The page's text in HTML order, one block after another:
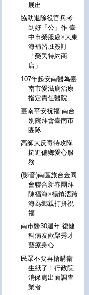
展出
協助退除役官兵考
到好「公」作 臺
中市榮服處×大東
海補習班簽訂
「榮民特約商
店」
107年起安南醫為臺
南市愛滋病治療
指定責任醫院
臺南平安祝福 南台
別院拜會臺南市
團隊
高師大反毒特攻隊
挺進偏鄉愛心服
務
(影音)南區旅台金同
會聯合新春團拜
陳福海×楊鎮浯跨
海為鄉親打拼祝
福
南市醫30週年 復健
科病友歡聚秀才
藝療身心
民眾不要再搶購衛
生紙了！行政院
消保處出面調查
業者